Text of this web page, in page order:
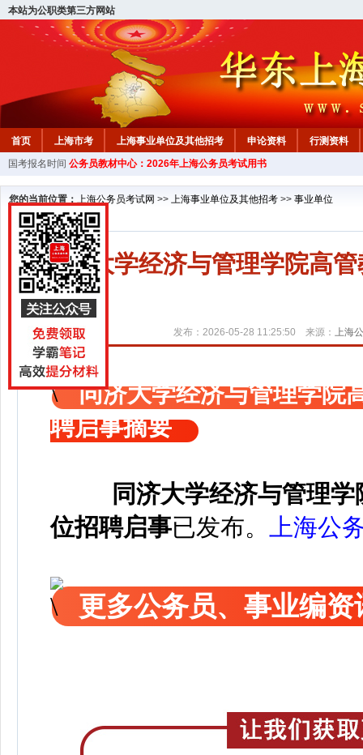
本站为公职类第三方网站
首页 上海市考 上海事业单位及其他招考 申论资料
行测资料
国考报名时间 公务员教材中心：2026年上海公务员考试用书
您的当前位置： 上海公务员考试网 >> 上海事业单位及其他招考 >> 事业单位
同济大学经济与管理学院高
发布：2026-05-28 11:25:50 来源： 上海
同济大学经济与管理学院
聘启事摘要
同济大学经济与管理
位招聘启事已发布。 上海公
更多公务员、事业编资